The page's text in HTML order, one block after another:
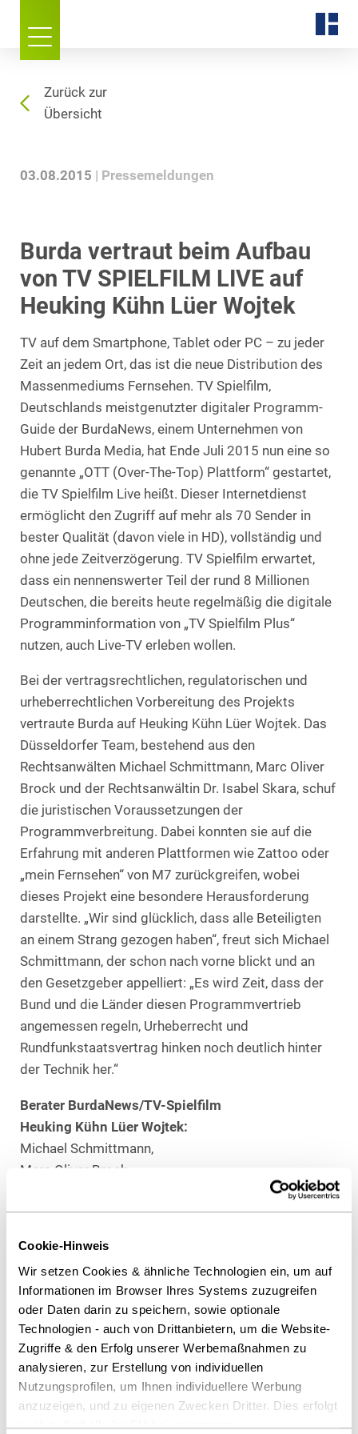
Cookie-Hinweis
Wir setzen Cookies & ähnliche Technologien ein, um auf
Informationen im Browser Ihres Systems zuzugreifen
oder Daten darin zu speichern, sowie optionale
Technologien - auch von Drittanbietern, um die Website-
Zugriffe & den Erfolg unserer Werbemaßnahmen zu
analysieren, zur Erstellung von individuellen
Nutzungsprofilen, um Ihnen individuellere Werbung
anzuzeigen, und zu eigenen Zwecken Dritter. Dies erfolgt
auch außerhalb der EU bei geringerem
Zurück zur
Übersicht
03.08.2015 Pressemeldungen
Burda vertraut beim Aufbau
von TV SPIELFILM LIVE auf
Heuking Kühn Lüer Wojtek
TV auf dem Smartphone, Tablet oder PC – zu jeder
Zeit an jedem Ort, das ist die neue Distribution des
Massenmediums Fernsehen. TV Spielfilm,
Deutschlands meistgenutzter digitaler Programm-
Guide der BurdaNews, einem Unternehmen von
Hubert Burda Media, hat Ende Juli 2015 nun eine so
genannte „OTT (Over-The-Top) Plattform“ gestartet,
die TV Spielfilm Live heißt. Dieser Internetdienst
ermöglicht den Zugriff auf mehr als 70 Sender in
bester Qualität (davon viele in HD), vollständig und
ohne jede Zeitverzögerung. TV Spielfilm erwartet,
dass ein nennenswerter Teil der rund 8 Millionen
Deutschen, die bereits heute regelmäßig die digitale
Programminformation von „TV Spielfilm Plus“
nutzen, auch Live-TV erleben wollen.
Bei der vertragsrechtlichen, regulatorischen und
urheberrechtlichen Vorbereitung des Projekts
vertraute Burda auf Heuking Kühn Lüer Wojtek. Das
Düsseldorfer Team, bestehend aus den
Rechtsanwälten Michael Schmittmann, Marc Oliver
Brock und der Rechtsanwältin Dr. Isabel Skara, schuf
die juristischen Voraussetzungen der
Programmverbreitung. Dabei konnten sie auf die
Erfahrung mit anderen Plattformen wie Zattoo oder
„mein Fernsehen“ von M7 zurückgreifen, wobei
dieses Projekt eine besondere Herausforderung
darstellte. „Wir sind glücklich, dass alle Beteiligten
an einem Strang gezogen haben“, freut sich Michael
Schmittmann, der schon nach vorne blickt und an
den Gesetzgeber appelliert: „Es wird Zeit, dass der
Bund und die Länder diesen Programmvertrieb
angemessen regeln, Urheberrecht und
Rundfunkstaatsvertrag hinken noch deutlich hinter
der Technik her.“
Berater BurdaNews/TV-Spielfilm
Heuking Kühn Lüer Wojtek:
Michael Schmittmann,
Marc Oliver Brock,
Dr. Isabel Skara (alle IP/IT), alle Düsseldorf
Als PDF herunterladen
Diesen Artikel teilen